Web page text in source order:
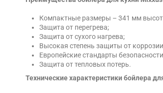
Компактные размеры – 341 мм
Защита от перегрева;
Защита от сухого нагрева;
Высокая степень защиты от
Европейские стандарты
Защита от тепловых потерь.
Технические характеристики бойлера